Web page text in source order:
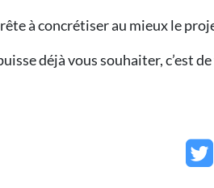
à concrétiser au mieux le
déjà vous souhaiter, c’est